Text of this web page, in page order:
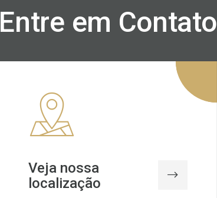
Entre em Contato
Veja nossa
localização